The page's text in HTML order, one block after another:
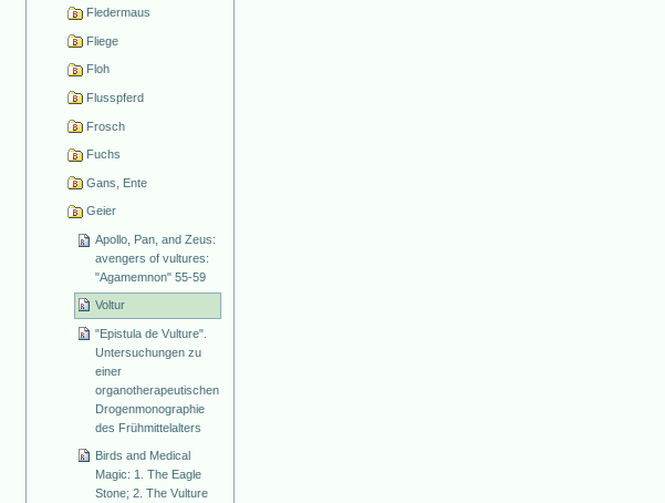
Fledermaus
Fliege
Floh
Flusspferd
Frosch
Fuchs
Gans, Ente
Geier
Apollo, Pan, and Zeus:
avengers of vultures:
"Agamemnon" 55-59
Voltur
"Epistula de Vulture".
Untersuchungen zu
einer
organotherapeutischen
Drogenmonographie
des Frühmittelalters
Birds and Medical
Magic: 1. The Eagle
Stone; 2. The Vulture